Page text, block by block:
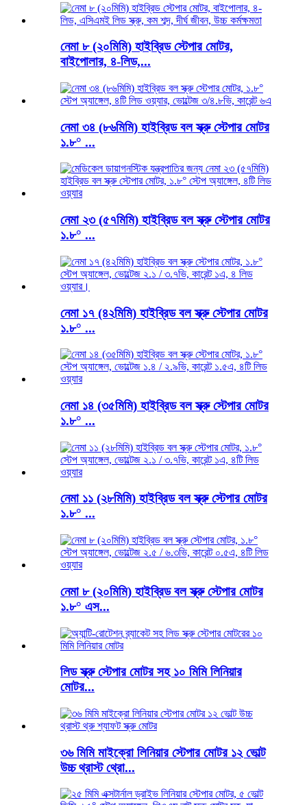
নেমা ৮ (২০মিমি) হাইব্রিড স্টেপার মোটর,
বাইপোলার, ৪-লিড,...
নেমা ৩৪ (৮৬মিমি) হাইব্রিড বল স্ক্রু স্টেপার মোটর
১.৮° ...
নেমা ২৩ (৫৭মিমি) হাইব্রিড বল স্ক্রু স্টেপার মোটর
১.৮° ...
নেমা ১৭ (৪২মিমি) হাইব্রিড বল স্ক্রু স্টেপার মোটর
১.৮° ...
নেমা ১৪ (৩৫মিমি) হাইব্রিড বল স্ক্রু স্টেপার মোটর
১.৮° ...
নেমা ১১ (২৮মিমি) হাইব্রিড বল স্ক্রু স্টেপার মোটর
১.৮° ...
নেমা ৮ (২০মিমি) হাইব্রিড বল স্ক্রু স্টেপার মোটর
১.৮° এস...
লিড স্ক্রু স্টেপার মোটর সহ ১০ মিমি লিনিয়ার
মোটর...
৩৬ মিমি মাইক্রো লিনিয়ার স্টেপার মোটর ১২ ভোল্ট
উচ্চ থ্রাস্ট থ্রো...